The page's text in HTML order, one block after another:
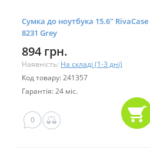
Сумка до ноутбука 15.6" RivaCase
8231 Grey
894 грн.
Наявність: На складі (1-3 дні)
Код товару: 241357
Гарантія: 24 міс.
0